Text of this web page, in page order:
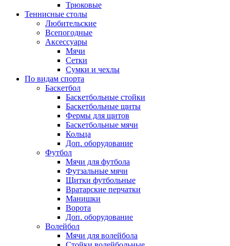
Трюковые
Теннисные столы
Любительские
Всепогодные
Аксессуары
Мячи
Сетки
Сумки и чехлы
По видам спорта
Баскетбол
Баскетбольные стойки
Баскетбольные щиты
Фермы для щитов
Баскетбольные мячи
Кольца
Доп. оборудование
Футбол
Мячи для футбола
Футзальные мячи
Щитки футбольные
Вратарские перчатки
Манишки
Ворота
Доп. оборудование
Волейбол
Мячи для волейбола